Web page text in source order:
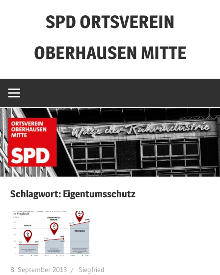
SPD ORTSVEREIN
OBERHAUSEN MITTE
Schlagwort: Eigentumsschutz
8. September 2013 Siegfried